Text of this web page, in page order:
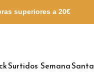
superiores a 20€
Surtidos Semana Santa